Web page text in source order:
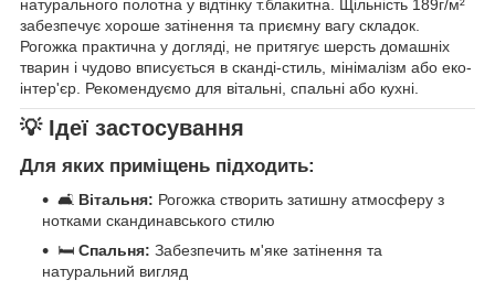
натурального полотна у відтінку т.блакитна. Щільність 189г/м²
забезпечує хороше затінення та приємну вагу складок.
Рогожка практична у догляді, не притягує шерсть домашніх
тварин і чудово вписується в сканді-стиль, мінімалізм або еко-
інтер'єр. Рекомендуємо для вітальні, спальні або кухні.
💡 Ідеї застосування
Для яких приміщень підходить:
🛋️ Вітальня: Рогожка створить затишну атмосферу з
нотками скандинавського стилю
🛏️ Спальня: Забезпечить м'яке затінення та
натуральний вигляд